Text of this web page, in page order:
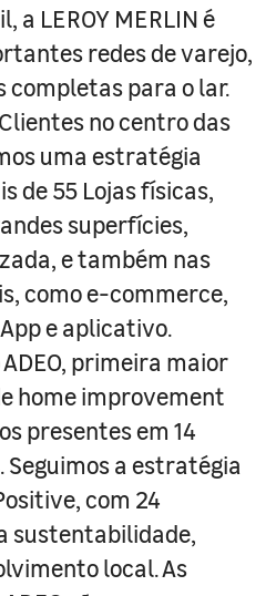
a LEROY MERLIN é
redes de varejo,
completas para o lar.
no centro das
uma estratégia
de 55 Lojas físicas,
superfícies,
e também nas
como e-commerce,
e aplicativo.
primeira maior
home improvement
presentes em 14
a estratégia
com 24
sustentabilidade,
local. As